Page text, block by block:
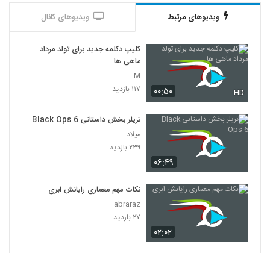
ویدیوهای مرتبط ویدیوهای کانال
۰۰:۵۰ HD
کلیپ دکلمه جدید برای تولد مرداد
ماهی ها
M
۱۱۷ بازدید
۰۶:۴۹
تریلر بخش داستانی Black Ops 6
میلاد
۲۳۹ بازدید
۰۲:۰۲
نکات مهم معماری رایانش ابری
abraraz
۲۷ بازدید